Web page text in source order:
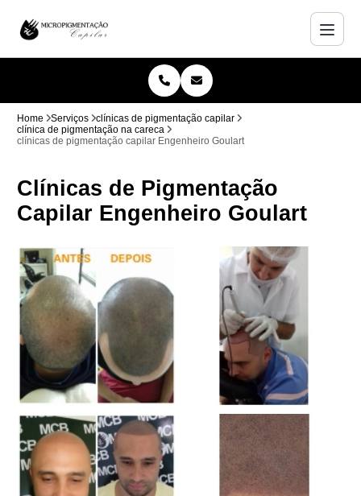
Home Serviços
clínicas de pigmentação capilar
clínica de pigmentação na careca
clínicas de pigmentação capilar Engenheiro Goulart
Clínicas de Pigmentação
Capilar Engenheiro Goulart